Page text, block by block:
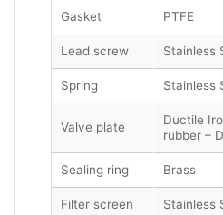
Gasket PTFE
Lead screw Stainless
Spring Stainless
Valve plate
Ductile
rubber –
Sealing ring Brass
Filter screen Stainless